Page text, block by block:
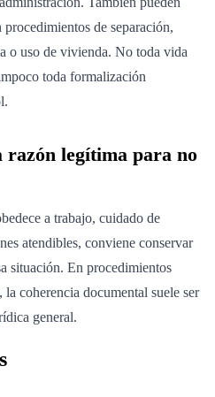
de separación,
o uso de vivienda. No toda vida
toda formalización
razón legítima para no
a trabajo, cuidado de
atendibles, conviene conservar
situación. En procedimientos
coherencia documental suele ser
general.